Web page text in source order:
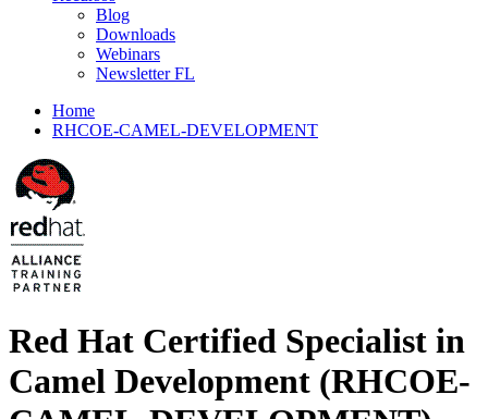
Blog
Downloads
Webinars
Newsletter FL
Home
RHCOE-CAMEL-DEVELOPMENT
Red Hat Certified Specialist in
Camel Development (RHCOE-